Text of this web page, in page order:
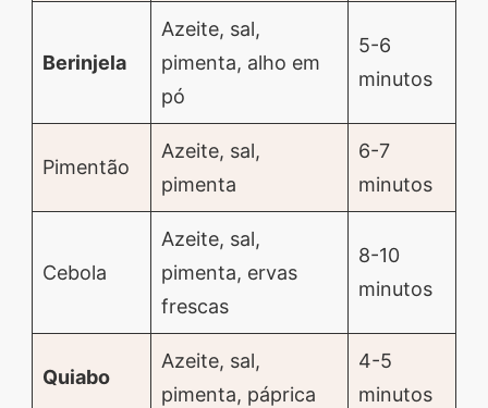
Berinjela
Azeite, sal,
pimenta, alho em
pó
5-6
minutos
Pimentão
Azeite, sal,
pimenta
6-7
minutos
Cebola
Azeite, sal,
pimenta, ervas
frescas
8-10
minutos
Quiabo
Azeite, sal,
pimenta, páprica
4-5
minutos